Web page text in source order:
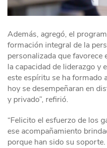
Además, agregó, el
formación integral de la
personalizada que
la capacidad de liderazgo y
este espíritu se ha formado
hoy se desempeñaran en
y privado”, refirió.
“Felicito el esfuerzo de los
ese acompañamiento
porque han sido su